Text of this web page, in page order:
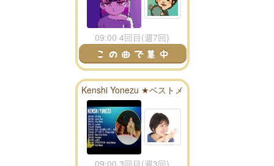
09:00 4回目(週7回)
Kenshi Yonezu ★ベストメ
ドレー★
09:00 3回目(週3回)